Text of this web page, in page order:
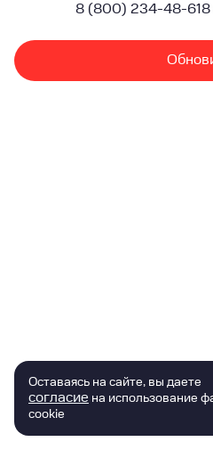
8 (800) 234-48-618
Оставаясь на сайте, вы даете
согласие на использование
cookie